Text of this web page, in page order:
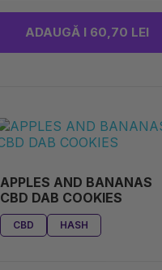
ADAUGĂ I 60,70 LEI
APPLES AND BANANAS
CBD DAB COOKIES
CBD HASH